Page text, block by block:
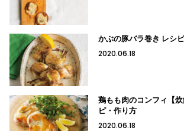
かぶの豚バラ巻き レシ
2020.06.18
鶏もも肉のコンフィ【
ピ・作り方
2020.06.18